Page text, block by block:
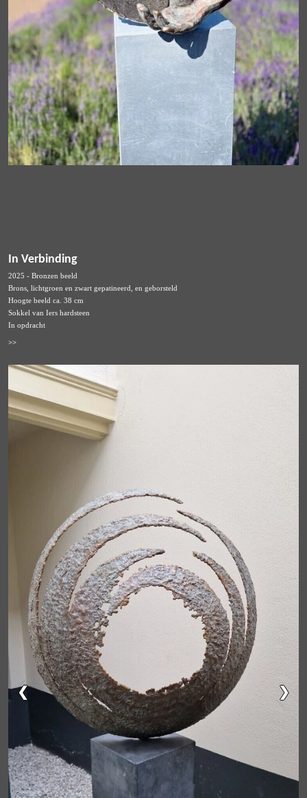
In Verbinding
2025 - Bronzen beeld
Brons, lichtgroen en zwart gepatineerd, en geborsteld
Hoogte beeld ca. 38 cm
Sokkel van Iers hardsteen
In opdracht
>>